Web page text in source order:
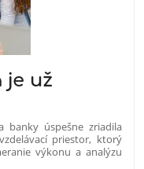
je už
banky úspešne zriadila
priestor, ktorý
výkonu a analýzu